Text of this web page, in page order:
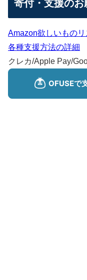
寄付・支援のお
Amazon欲しいものリ
各種支援方法の詳細
クレカ/Apple Pay/